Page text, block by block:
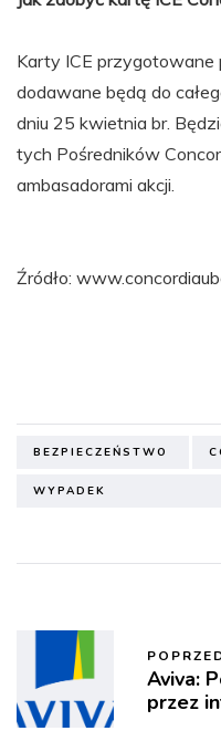
Karty ICE przygotowane
dodawane będą do
dniu 25 kwietnia br.
tych Pośredników
ambasadorami akcji.
Źródło:
BEZPIECZEŃSTWO
WYPADEK
Aviva:
przez